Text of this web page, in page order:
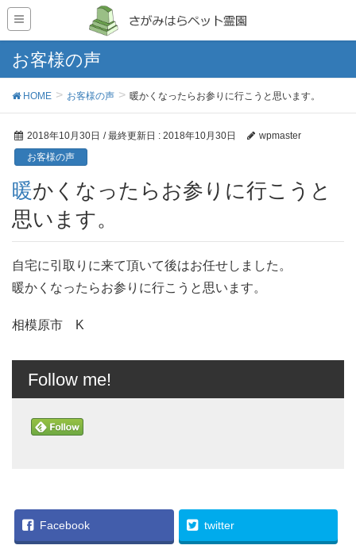
お客様の声
HOME お客様の声 暖かくなったらお参りに行こうと思います。
2018年10月30日 / 最終更新日 : 2018年10月30日
wpmaster
お客様の声
暖かくなったらお参りに行こうと
思います。
自宅に引取りに来て頂いて後はお任せしました。
暖かくなったらお参りに行こうと思います。
相模原市 K
Follow me!
Facebook twitter